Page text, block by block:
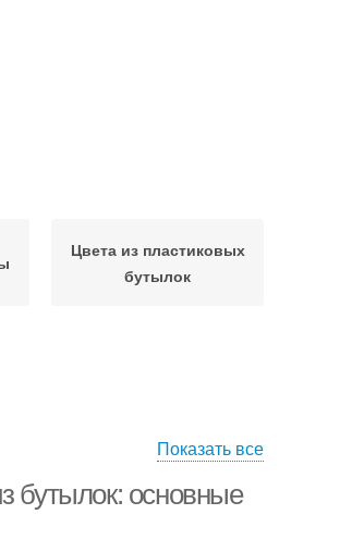
Цвета из пластиковых
бутылок
Показать все
бутылок: основные